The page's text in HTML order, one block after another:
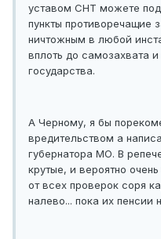
уставом СНТ можете
пункты противоречащие
ничтожным в любой
вплоть до самозахвата
государства.
А Черному, я бы
вредительством а
губернатора МО. В
крутые, и вероятно очень
от всех проверок соря
налево... пока их пенсии